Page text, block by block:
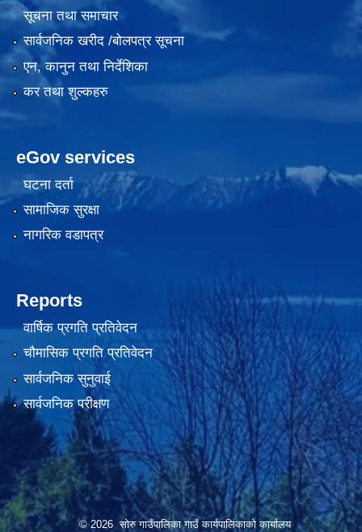
सूचना तथा समाचार
सार्वजनिक खरीद /बोलपत्र सूचना
एन, कानुन तथा निर्देशिका
कर तथा शुल्कहरु
eGov services
घटना दर्ता
सामाजिक सुरक्षा
नागरिक वडापत्र
Reports
वार्षिक प्रगति प्रतिवेदन
चौमासिक प्रगति प्रतिवेदन
सार्वजनिक सुनुवाई
सार्वजनिक परीक्षण
© 2026 सोरु गाउँपालिका गाउँ कार्यपालिकाको कार्यालय